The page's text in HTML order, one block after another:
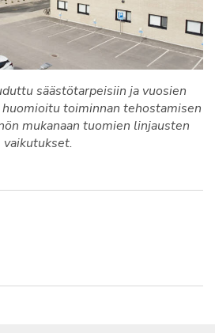
säästötarpeisiin ja vuosien
toiminnan tehostamisen
mukanaan tuomien linjausten
vaikutukset.